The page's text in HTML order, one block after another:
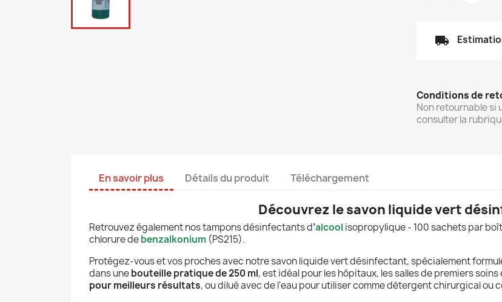
local_shipping
Conditions de
Non retournable si
consulter la
En savoir plus Détails du produit Téléchargement
Découvrez le savon liquide vert
Retrouvez également nos tampons désinfectants d’alcool isopropylique - 100 sachets par
chlorure debenzalkonium (PS215).
Protégez-vous et vos proches avec notre savon liquide vert désinfectant, spécialement
dans unebouteille pratique de 250 ml, est idéal pour les hôpitaux, les salles de premiers
pour meilleurs résultats, ou dilué avec de l'eau pour utiliser comme détergent chirurgical ou